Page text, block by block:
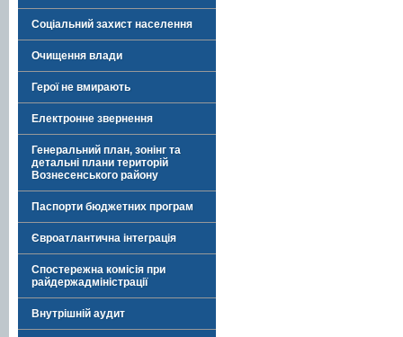
Соціальний захист населення
Очищення влади
Герої не вмирають
Електронне звернення
Генеральний план, зонінг та
детальні плани територій
Вознесенського району
Паспорти бюджетних програм
Євроатлантична інтеграція
Спостережна комісія при
райдержадміністрації
Внутрішній аудит